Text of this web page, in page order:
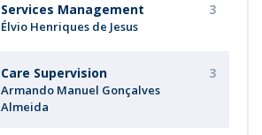
Services Management
Élvio Henriques de Jesus
3
Care Supervision
Armando Manuel Gonçalves
Almeida
3